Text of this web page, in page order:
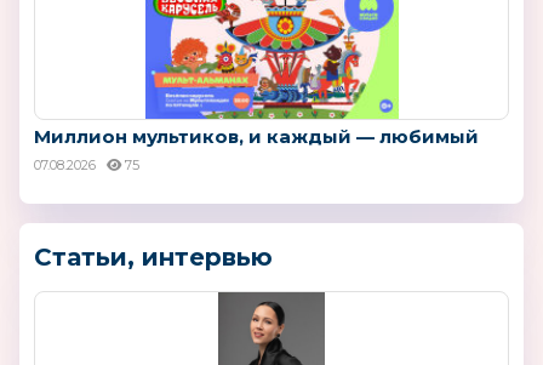
Миллион мультиков, и каждый — любимый
07.08.2026 75
Статьи, интервью